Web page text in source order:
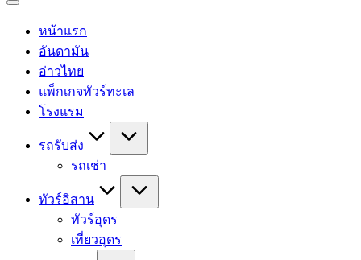
หน้าแรก
อันดามัน
อ่าวไทย
แพ็กเกจทัวร์ทะเล
โรงแรม
รถรับส่ง
รถเช่า
ทัวร์อิสาน
ทัวร์อุดร
เที่ยวอุดร